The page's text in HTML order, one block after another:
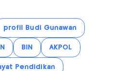
profil Budi Gunawan
BIN AKPOL
Pendidikan